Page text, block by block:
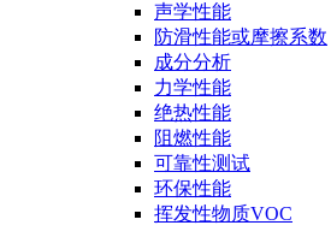
声学性能
防滑性能或摩擦系数
成分分析
力学性能
绝热性能
阻燃性能
可靠性测试
环保性能
挥发性物质VOC